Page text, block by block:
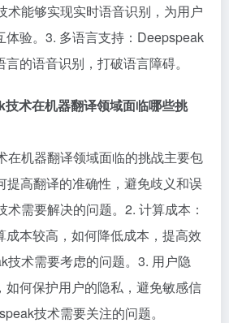
术能够实现实时语音识别，为用户
体验。3. 多语言支持：Deepspeak
的语音识别，打破语言障碍。
术在机器翻译领域面临哪些挑
在机器翻译领域面临的挑战主要包
提高翻译的准确性，避免歧义和误
需要解决的问题。2. 计算成本：
成本较高，如何降低成本，提高效
技术需要考虑的问题。3. 用户隐
如何保护用户的隐私，避免敏感信
技术需要关注的问题。